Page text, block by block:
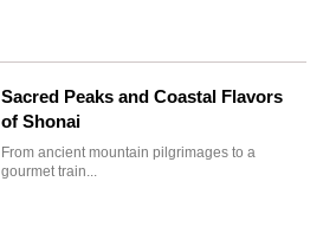
Sacred Peaks and Coastal Flavors
of Shonai
From ancient mountain pilgrimages to a
gourmet train...